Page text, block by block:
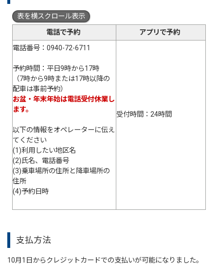
表を横スクロール表示
電話で予約
アプリで予約
電話番号：0940-72-6711
予約時間：平日9時から17時
（7時から9時または17時以降の
配車は事前予約）
お盆・年末年始は電話受付休業し
ます。
以下の情報をオペレーターに伝え
てください
(1)利用したい地区名
(2)氏名、電話番号
(3)乗車場所の住所と降車場所の
住所
(4)予約日時
受付時間：24時間
支払方法
10月1日からクレジットカードでの支払いが可能になりました。